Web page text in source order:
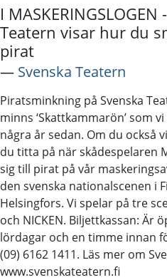
I
Teatern visar hur du
pirat
― Svenska Teatern
Piratsminkning på Svenska
minns ‘Skattkammarön’ som
några år sedan. Om du också
du titta på när skådespelaren
sig till pirat på vår
den svenska nationalscenen i
Helsingfors. Vi spelar på tre
och NICKEN. Biljettkassan: Är
lördagar och en timme innan
(09) 6162 1411. Läs mer om
www.svenskateatern.fi